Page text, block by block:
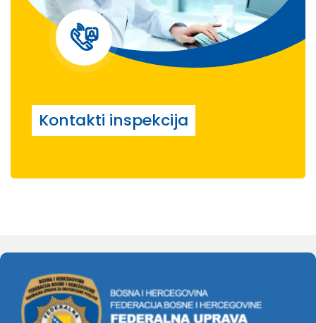
Kontakti inspekcija